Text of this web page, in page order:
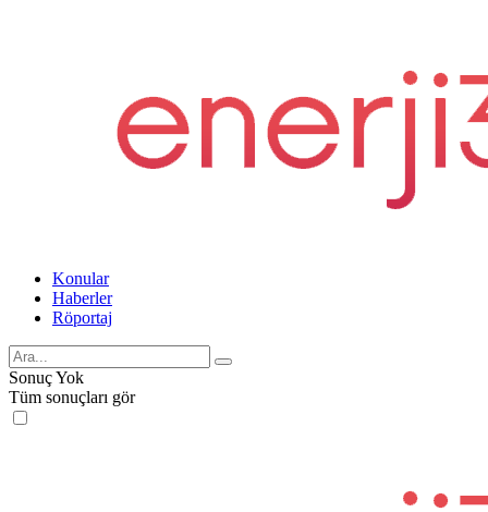
Konular
Haberler
Röportaj
Sonuç Yok
Tüm sonuçları gör